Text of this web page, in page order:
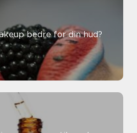
bedre for din hud?